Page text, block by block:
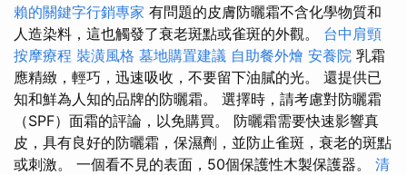
賴的關鍵字行銷專家 有問題的皮膚防曬霜不含化學物質和
人造染料，這也觸發了衰老斑點或雀斑的外觀。 台中肩頸
按摩療程 裝潢風格 墓地購置建議 自助餐外燴 安養院 乳霜
應精緻，輕巧，迅速吸收，不要留下油膩的光。 還提供已
知和鮮為人知的品牌的防曬霜。 選擇時，請考慮對防曬霜
（SPF）面霜的評論，以免購買。 防曬霜需要快速影響真
皮，具有良好的防曬霜，保濕劑，並防止雀斑，衰老的斑點
或刺激。 一個看不見的表面，50個保護性木製保護器。 清